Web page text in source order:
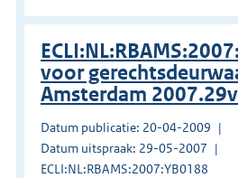
voor
Amsterdam
Datum publicatie: 20-04-2009
Datum uitspraak: 29-05-2007
ECLI:NL:RBAMS:2007:YB0188